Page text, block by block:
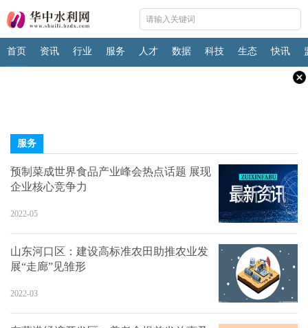
首页 资讯 行业 服务 人才 数据 科技 生态 快讯
服务
预制菜成世界食品产业峰会热点话题 展现
企业核心竞争力
2022-05
山东河口区：建设高标准农田助推农业发
展“走廊”见雏形
2022-03